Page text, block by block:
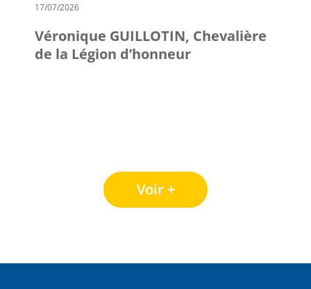
17/07/2026
Véronique GUILLOTIN, Chevalière
de la Légion d’honneur
Voir +